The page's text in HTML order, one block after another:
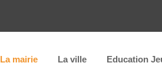
La mairie La ville Education